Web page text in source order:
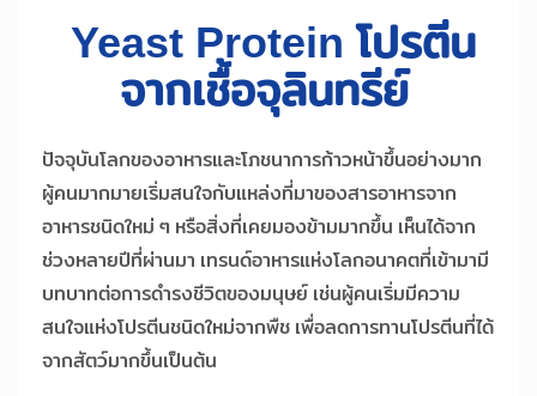
Yeast Protein โปรตีน
จากเชื้อจุลินทรีย์
ปัจจุบันโลกของอาหารและโภชนาการก้าวหน้าขึ้นอย่างมาก
ผู้คนมากมายเริ่มสนใจกับแหล่งที่มาของสารอาหารจาก
อาหารชนิดใหม่ ๆ หรือสิ่งที่เคยมองข้ามมากขึ้น เห็นได้จาก
ช่วงหลายปีที่ผ่านมา เทรนด์อาหารแห่งโลกอนาคตที่เข้ามามี
บทบาทต่อการดำรงชีวิตของมนุษย์ เช่นผู้คนเริ่มมีความ
สนใจแห่งโปรตีนชนิดใหม่จากพืช เพื่อลดการทานโปรตีนที่ได้
จากสัตว์มากขึ้นเป็นต้น